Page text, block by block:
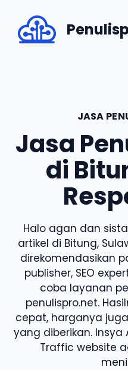
content
JASA
Jasa
di
Halo agan dan
artikel di Bitung,
direkomendasikan
publisher, SEO
coba layanan
penulispro.net.
cepat, harganya
yang diberikan. Insya
Traffic website